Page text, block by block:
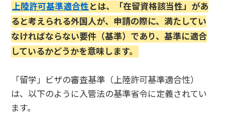
上陸許可基準適合性とは、「在留資格該当性」があ
ると考えられる外国人が、申請の際に、満たしてい
なければならない要件（基準）であり、基準に適合
しているかどうかを意味します。
「留学」ビザの審査基準（上陸許可基準適合性）
は、以下のように入管法の基準省令に定義されてい
ます。